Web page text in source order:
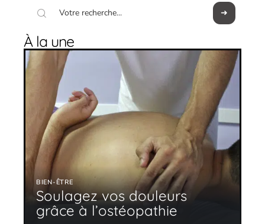
À la une
BIEN-ÊTRE
Soulagez vos douleurs
grâce à l’ostéopathie